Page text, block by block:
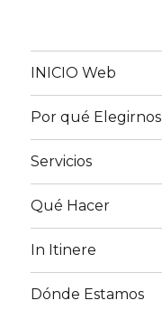
INICIO Web
Por qué Elegirnos
Servicios
Qué Hacer
In Itinere
Dónde Estamos